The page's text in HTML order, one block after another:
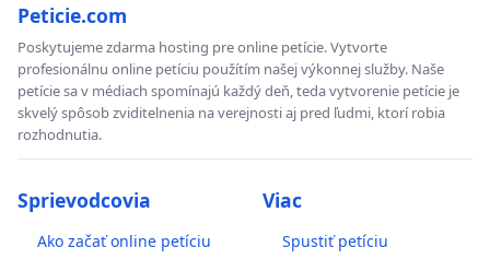
Peticie.com
Poskytujeme zdarma hosting pre online petície. Vytvorte
profesionálnu online petíciu použítím našej výkonnej služby. Naše
petície sa v médiach spomínajú každý deň, teda vytvorenie petície je
skvelý spôsob zviditelnenia na verejnosti aj pred ľudmi, ktorí robia
rozhodnutia.
Sprievodcovia
Ako začať online petíciu
Viac
Spustiť petíciu